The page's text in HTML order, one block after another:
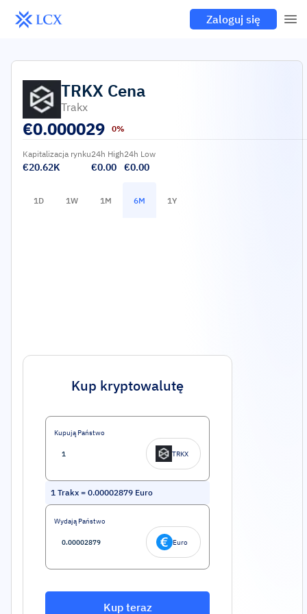
Zaloguj się
TRKX Cena
Trakx
€0.000029 0%
Kapitalizacja rynku
€20.62K
24h High
€0.00
24h Low
€0.00
1D 1W 1M 6M 1Y
Kup kryptowalutę
Kupują Państwo
TRKX
1 Trakx = 0.00002879 Euro
Wydają Państwo
Euro
Kup teraz